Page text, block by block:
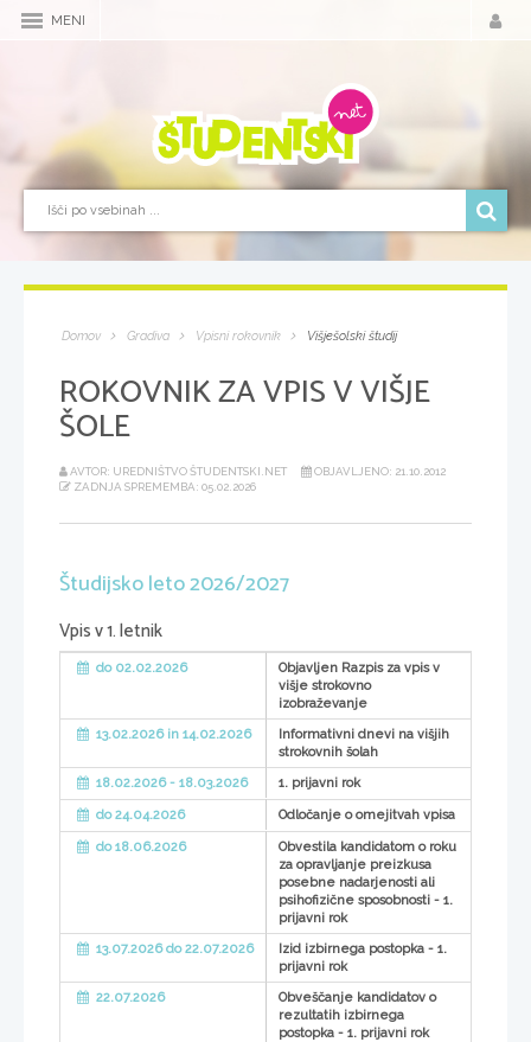
MENI
Domov Gradiva Vpisni rokovnik Višješolski študij
ROKOVNIK ZA VPIS V VIŠJE
ŠOLE
AVTOR: UREDNIŠTVO ŠTUDENTSKI.NET
OBJAVLJENO: 21.10.2012
ZADNJA SPREMEMBA: 05.02.2026
Študijsko leto 2026/2027
Vpis v 1. letnik
do 02.02.2026
Objavljen Razpis za vpis v
višje strokovno
izobraževanje
13.02.2026 in 14.02.2026
Informativni dnevi na višjih
strokovnih šolah
18.02.2026 - 18.03.2026
1. prijavni rok
do 24.04.2026 Odločanje o omejitvah vpisa
do 18.06.2026
Obvestila kandidatom o roku
za opravljanje preizkusa
posebne nadarjenosti ali
psihofizične sposobnosti - 1.
prijavni rok
13.07.2026 do 22.07.2026
Izid izbirnega postopka - 1.
prijavni rok
22.07.2026
Obveščanje kandidatov o
rezultatih izbirnega
postopka - 1. prijavni rok